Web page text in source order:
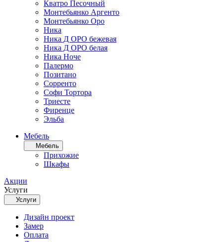
Кватро Песочный
Монтебьянко Аргенто
Монтебьянко Оро
Ника
Ника Д ОРО бежевая
Ника Д ОРО белая
Ника Ноче
Палермо
Позитано
Сорренто
Софи Тортора
Триесте
Фиренце
Эльба
Мебель
Мебель
Прихожие
Шкафы
Акции
Услуги
Услуги
Дизайн проект
Замер
Оплата